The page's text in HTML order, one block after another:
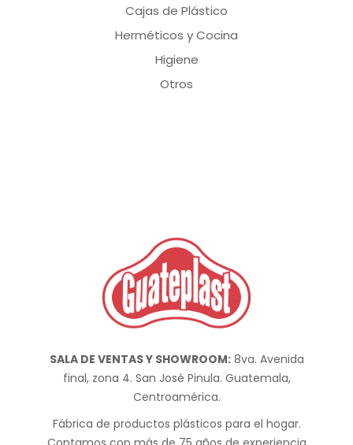
Cajas de Plástico
Herméticos y Cocina
Higiene
Otros
SALA DE VENTAS Y SHOWROOM:8va. Avenida
final, zona 4. San José Pinula. Guatemala,
Centroamérica.
Fábrica de productos plásticos para el hogar.